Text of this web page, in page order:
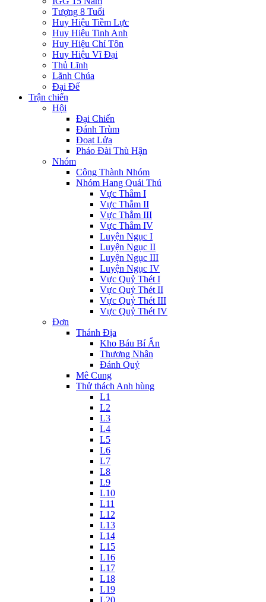
Tượng 8 Tuổi
Huy Hiệu Tiềm Lực
Huy Hiệu Tinh Anh
Huy Hiệu Chí Tôn
Huy Hiệu Vĩ Đại
Thủ Lĩnh
Lãnh Chúa
Đại Đế
Trận chiến
Hội
Đại Chiến
Đánh Trùm
Đoạt Lửa
Pháo Đài Thù Hận
Nhóm
Công Thành Nhóm
Nhóm Hang Quái Thú
Vực Thẳm I
Vực Thẳm II
Vực Thẳm III
Vực Thẳm IV
Luyện Ngục I
Luyện Ngục II
Luyện Ngục III
Luyện Ngục IV
Vực Quỷ Thét I
Vực Quỷ Thét II
Vực Quỷ Thét III
Vực Quỷ Thét IV
Đơn
Thánh Địa
Kho Báu Bí Ẩn
Thương Nhân
Đánh Quỷ
Mê Cung
Thử thách Anh hùng
L1
L2
L3
L4
L5
L6
L7
L8
L9
L10
L11
L12
L13
L14
L15
L16
L17
L18
L19